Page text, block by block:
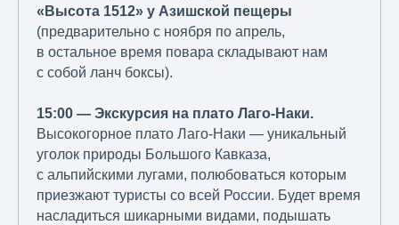
«Высота 1512» у Азишской пещеры
(предварительно с ноября по апрель,
в остальное время повара складывают нам
с собой ланч боксы).
15:00 — Экскурсия на плато Лаго-Наки.
Высокогорное плато Лаго-Наки — уникальный
уголок природы Большого Кавказа,
с альпийскими лугами, полюбоваться которым
приезжают туристы со всей России. Будет время
насладиться шикарными видами, подышать